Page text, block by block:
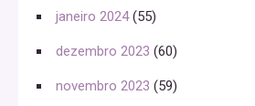
janeiro 2024(55)
dezembro 2023 (60)
novembro 2023 (59)